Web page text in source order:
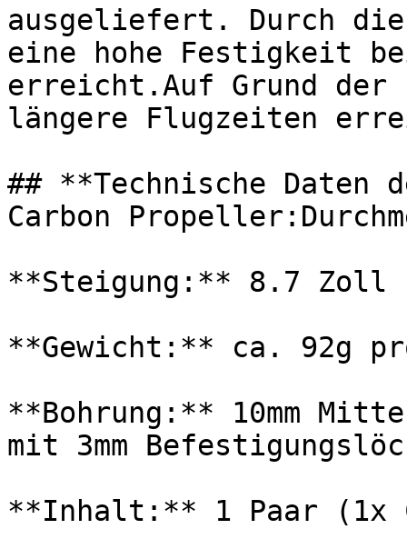
ausgeliefert. Durch die
eine hohe Festigkeit
erreicht.Auf Grund
längere Flugzeiten
## **Technische Daten
Carbon
**Steigung:** 8.7 Zoll
**Gewicht:** ca. 92g
**Bohrung:** 10mm
mit 3mm
**Inhalt:** 1 Paar (1x